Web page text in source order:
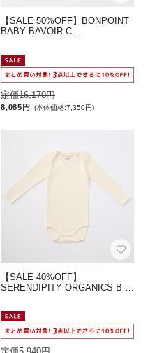
【SALE 50%OFF】BONPOINT
BABY BAVOIR C …
定価16,170円
8,085円 (本体価格:7,350円)
【SALE 40%OFF】
SERENDIPITY ORGANICS B …